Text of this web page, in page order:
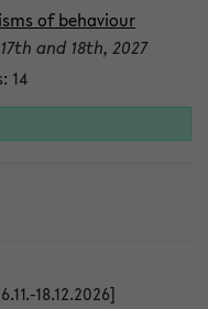
of behaviour
and 18th, 2027
14
18.12.2026]